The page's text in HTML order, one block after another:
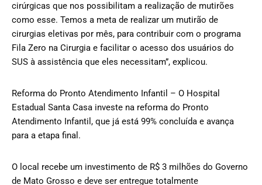
cirúrgicas que nos possibilitam a realização de mutirões
como esse. Temos a meta de realizar um mutirão de
cirurgias eletivas por mês, para contribuir com o programa
Fila Zero na Cirurgia e facilitar o acesso dos usuários do
SUS à assistência que eles necessitam”, explicou.
Reforma do Pronto Atendimento Infantil – O Hospital
Estadual Santa Casa investe na reforma do Pronto
Atendimento Infantil, que já está 99% concluída e avança
para a etapa final.
O local recebe um investimento de R$ 3 milhões do Governo
de Mato Grosso e deve ser entregue totalmente